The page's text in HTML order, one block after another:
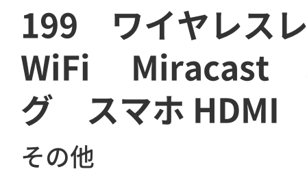
199 ワイヤレス
WiFi Miracast
グ スマホ HDMI
その他